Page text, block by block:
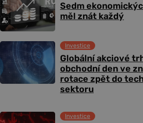
Sedm
měl znát každý
Globální akciové
obchodní den ve
rotace zpět do
sektoru
Investice
Investice